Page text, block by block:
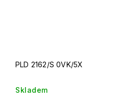
PLD 2162/S 0VK/5X
Skladem